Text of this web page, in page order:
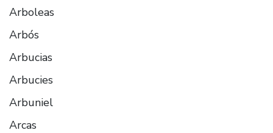
Arboleas
Arbós
Arbucias
Arbucies
Arbuniel
Arcas